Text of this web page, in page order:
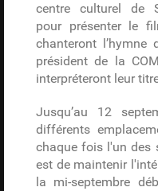
centre culturel de
pour présenter le
chanteront
président de la
interpréteront leur
Jusqu’au 12
différents
chaque fois l'un des
est de maintenir
la mi-septembre